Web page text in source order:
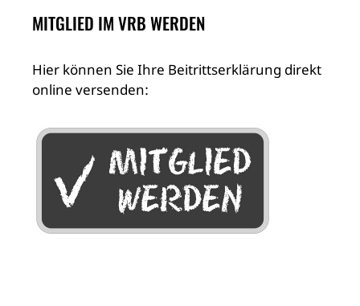
MITGLIED IM VRB WERDEN
Hier können Sie Ihre Beitrittserklärung direkt
online versenden: